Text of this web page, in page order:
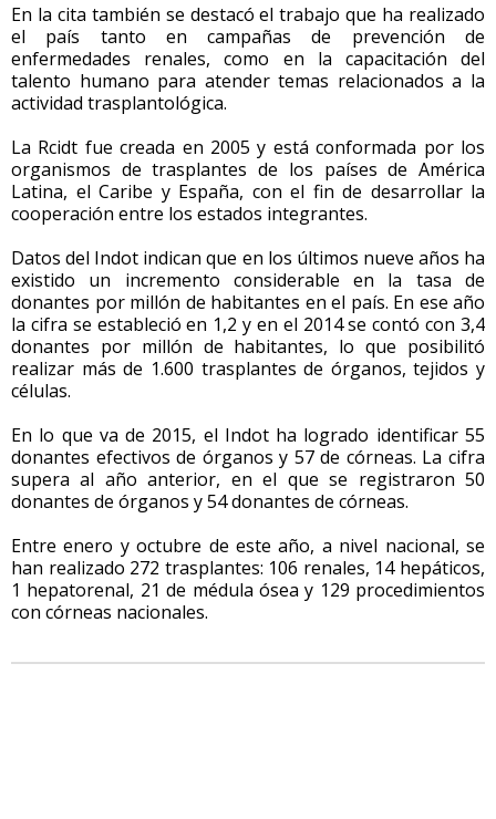
En la cita también se destacó el trabajo que ha realizado
el país tanto en campañas de prevención de
enfermedades renales, como en la capacitación del
talento humano para atender temas relacionados a la
actividad trasplantológica.
La Rcidt fue creada en 2005 y está conformada por los
organismos de trasplantes de los países de América
Latina, el Caribe y España, con el fin de desarrollar la
cooperación entre los estados integrantes.
Datos del Indot indican que en los últimos nueve años ha
existido un incremento considerable en la tasa de
donantes por millón de habitantes en el país. En ese año
la cifra se estableció en 1,2 y en el 2014 se contó con 3,4
donantes por millón de habitantes, lo que posibilitó
realizar más de 1.600 trasplantes de órganos, tejidos y
células.
En lo que va de 2015, el Indot ha logrado identificar 55
donantes efectivos de órganos y 57 de córneas. La cifra
supera al año anterior, en el que se registraron 50
donantes de órganos y 54 donantes de córneas.
Entre enero y octubre de este año, a nivel nacional, se
han realizado 272 trasplantes: 106 renales, 14 hepáticos,
1 hepatorenal, 21 de médula ósea y 129 procedimientos
con córneas nacionales.